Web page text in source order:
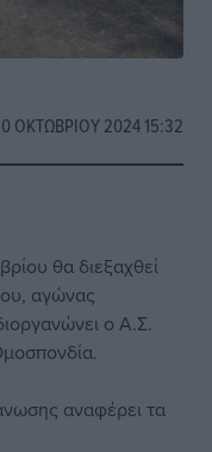
ΟΚΤΩΒΡΊΟΥ 2024 15:32
θα διεξαχθεί
αγώνας
ο Α.Σ.
αναφέρει τα